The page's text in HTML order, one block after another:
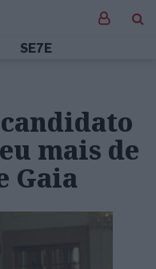
SE7E
mais de
Gaia